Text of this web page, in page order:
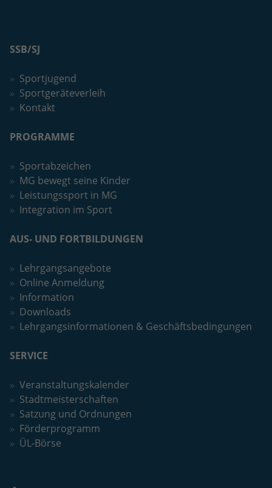
SSB/SJ
Sportjugend
Sportgeräteverleih
Kontakt
PROGRAMME
Sportabzeichen
MG bewegt seine Kinder
Leistungssport in MG
Integration im Sport
AUS- UND FORTBILDUNGEN
Lehrgangsangebote
Online Anmeldung
Information
Downloads
Lehrgangsinformationen & Geschäftsbedingungen
SERVICE
Veranstaltungskalender
Stadtmeisterschaften
Satzung und Ordnungen
Förderprogramm
ÜL-Börse